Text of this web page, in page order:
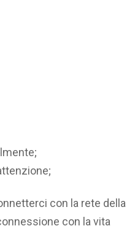
con la rete della
con la vita